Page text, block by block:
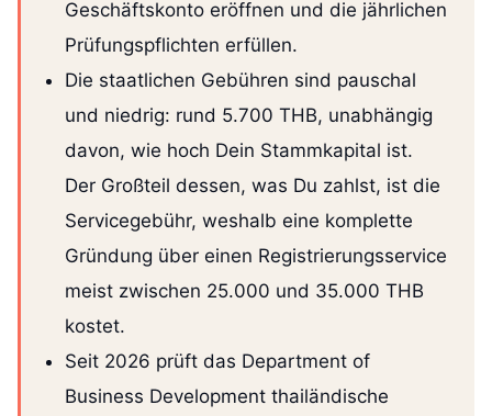
Geschäftskonto eröffnen und die jährlichen
Prüfungspflichten erfüllen.
Die staatlichen Gebühren sind pauschal
und niedrig: rund 5.700 THB, unabhängig
davon, wie hoch Dein Stammkapital ist.
Der Großteil dessen, was Du zahlst, ist die
Servicegebühr, weshalb eine komplette
Gründung über einen Registrierungsservice
meist zwischen 25.000 und 35.000 THB
kostet.
Seit 2026 prüft das Department of
Business Development thailändische